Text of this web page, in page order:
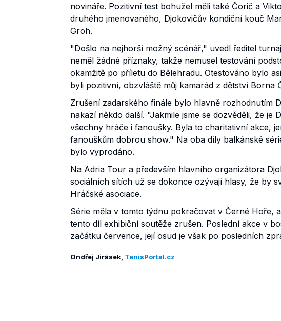
novináře. Pozitivní test bohužel měli také Čorič a
druhého jmenovaného, Djokovičův kondiční kouč
Groh.
"Došlo na nejhorší možný scénář," uvedl ředitel
neměl žádné příznaky, takže nemusel testování
okamžitě po příletu do Bělehradu. Otestováno bylo
byli pozitivní, obzvláště můj kamarád z dětství Borna
Zrušení zadarského finále bylo hlavně rozhodnutím
nakazí někdo další. "Jakmile jsme se dozvěděli, že je
všechny hráče i fanoušky. Byla to charitativní akce,
fanouškům dobrou show." Na oba díly balkánské
bylo vyprodáno.
Na Adria Tour a především hlavního organizátora
sociálních sítích už se dokonce ozývají hlasy, že by
Hráčské asociace.
Série měla v tomto týdnu pokračovat v Černé Hoře,
tento díl exhibiční soutěže zrušen. Poslední akce v
začátku července, její osud je však po posledních
Ondřej Jirásek, TenisPortal.cz